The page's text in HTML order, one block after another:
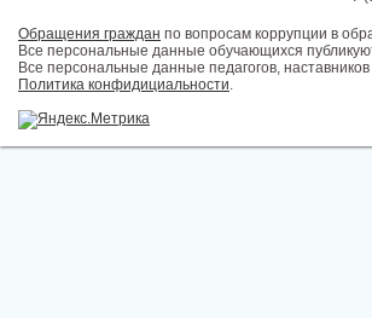
Обращения граждан по вопросам коррупции в
Все персональные данные обучающихся
Все персональные данные педагогов,
Политика конфидициальности.